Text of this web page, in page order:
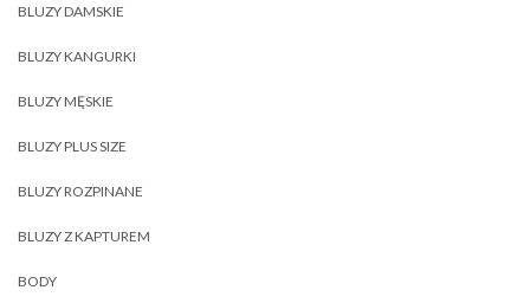
BLUZY DAMSKIE
BLUZY KANGURKI
BLUZY MĘSKIE
BLUZY PLUS SIZE
BLUZY ROZPINANE
BLUZY Z KAPTUREM
BODY